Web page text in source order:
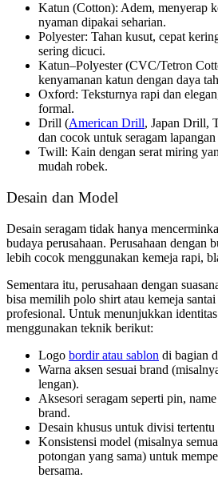
Katun (Cotton): Adem, menyerap
nyaman dipakai seharian.
Polyester: Tahan kusut, cepat
sering dicuci.
Katun–Polyester (CVC/Tetron
kenyamanan katun dengan daya
Oxford: Teksturnya rapi dan
formal.
Drill (American Drill, Japan Drill,
dan cocok untuk seragam
Twill: Kain dengan serat miring
mudah robek.
Desain dan Model
Desain seragam tidak hanya
budaya perusahaan. Perusahaan dengan
lebih cocok menggunakan kemeja rapi,
Sementara itu, perusahaan dengan
bisa memilih polo shirt atau kemeja
profesional. Untuk menunjukkan identitas
menggunakan teknik berikut:
Logo bordir atau sablon di bagian
Warna aksen sesuai brand
lengan).
Aksesori seragam seperti pin,
brand.
Desain khusus untuk divisi
Konsistensi model (misalnya
potongan yang sama) untuk
bersama.